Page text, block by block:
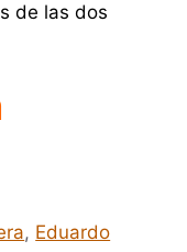
de las dos
, Eduardo